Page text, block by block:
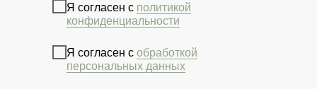
Я согласен с политикой
конфиденциальности
Я согласен с обработкой
персональных данных